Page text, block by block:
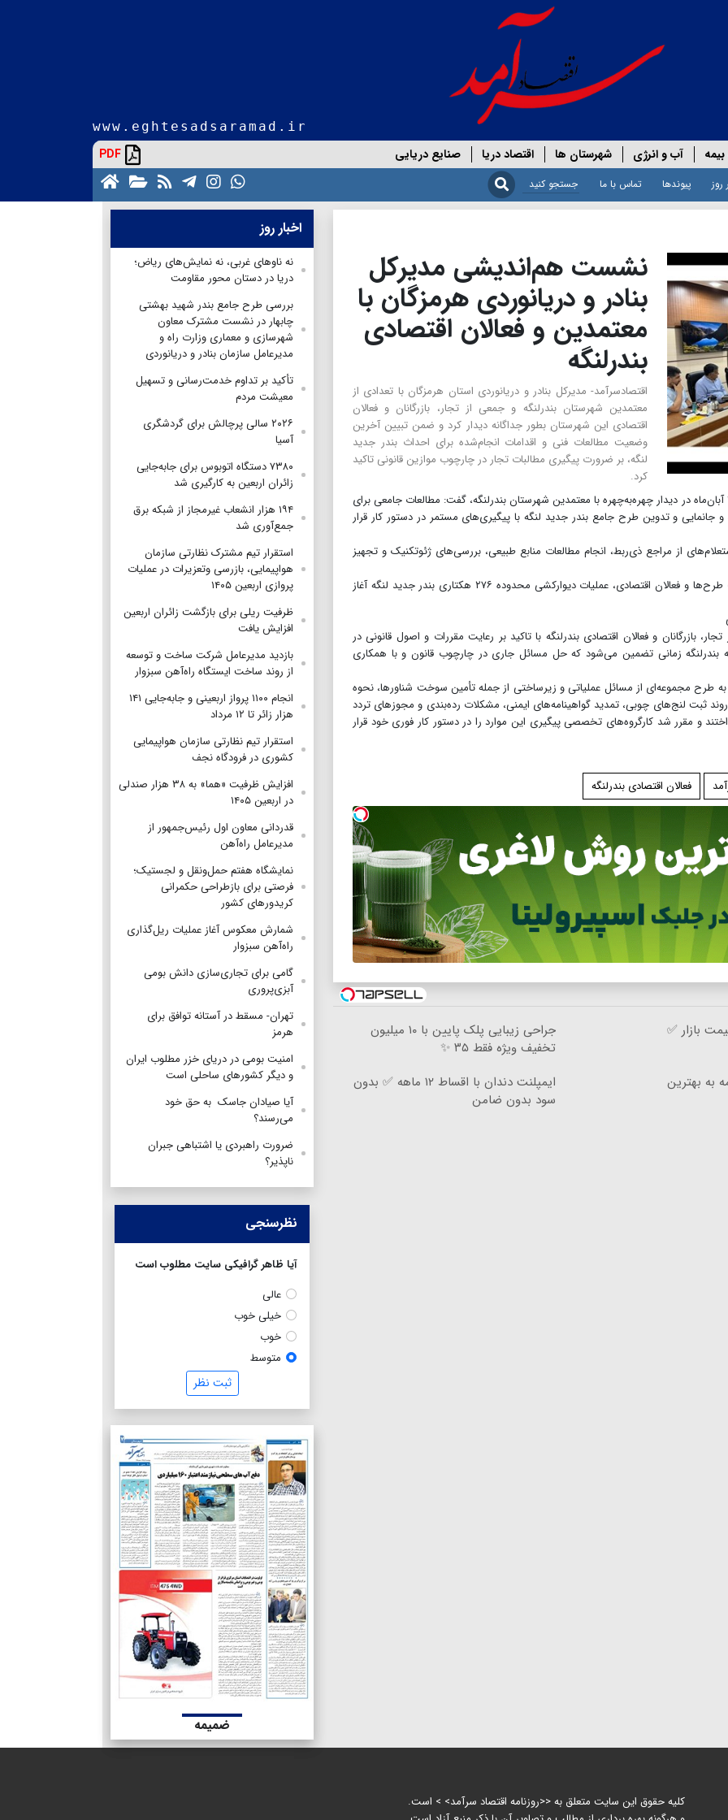
www.eghtesadsaramad.ir
آب و انرژی شهرستان ها اقتصاد دریا صنایع دریایی PDF
روز پیوندها تماس با ما
نشست هم‌اندیشی مدیرکل
بنادر و‌ دریانوردی هرمزگان با
معتمدین و فعالان اقتصادی
بندرلنگه
اقتصادسرآمد- مدیرکل بنادر و دریانوردی استان هرمزگان با تعدادی از
معتمدین شهرستان بندرلنگه و‌ جمعی از تجار، بازرگانان و فعالان
اقتصادی این شهرستان بطور جداگانه دیدار کرد و ضمن تبیین آخرین
وضعیت مطالعات فنی و اقدامات انجام‌شده برای احداث بندر جدید
لنگه، بر ضرورت پیگیری مطالبات تجار در چارچوب موازین قانونی تاکید
کرد.
به گزارش اقتصادسرآمد، «حسین عباس‌نژاد» روز شنبه ۱۷ آبان‌ماه در دیدار چهره‌به‌چهره با معتمدین شهرستان بندرلنگه، گفت: مطالعات جامعی برای
و تدوین طرح جامع بندر جدید لنگه با پیگیری‌های مستمر در دستور کار قرار
از مراجع ذی‌ربط، انجام مطالعات منابع طبیعی، بررسی‌های ژئوتکنیک و تجهیز
عباس‌نژاد اعلام کرد: پس از برطرف شدن کامل مشکلات طرح‌ها و فعالان اقتصادی، عملیات دیوارکشی محدوده ۲۷۶ هکتاری بندر جدید لنگه آغاز
بازرگانان و فعالان اقتصادی بندرلنگه با تاکید بر رعایت مقررات و اصول قانونی در
بندرلنگه زمانی تضمین می‌شود که حل مسائل جاری در چارچوب قانون و با همکاری
مجموعه‌ای از مسائل عملیاتی و زیرساختی از جمله تأمین سوخت شناورها، نحوه
ثبت لنج‌های چوبی، تمدید گواهینامه‌های ایمنی، مشکلات رده‌بندی و مجوزهای تردد
و مقرر شد کارگروه‌های تخصصی پیگیری این موارد را در دستور کار فوری خود قرار
فعالان اقتصادی بندرلنگه
بازار ✅
جراحی زیبایی پلک پایین با ۱۰ میلیون
تخفیف ویژه فقط ۳۵ ✨
به بهترین
ایمپلنت دندان با اقساط ۱۲ ماهه ✅ بدون
سود بدون ضامن
اخبار روز
نه ناوهای غربی، نه نمایش‌های ریاض؛
دریا در دستان محور مقاومت
بررسی طرح جامع بندر شهید بهشتی
چابهار در نشست مشترک معاون
شهرسازی و معماری وزارت راه و
مدیرعامل سازمان بنادر و دریانوردی
تأکید بر تداوم خدمت‌رسانی و تسهیل
معیشت مردم
۲۰۲۶ سالی پرچالش برای گردشگری
آسیا
۷۳۸۰ دستگاه اتوبوس برای جابه‌جایی
زائران اربعین به‌ کارگیری شد
۱۹۴ هزار انشعاب غیرمجاز از شبکه برق
جمع‌آوری شد
استقرار تیم مشترک نظارتی سازمان
هواپیمایی، بازرسی وتعزیرات در عملیات
پروازی اربعین ۱۴۰۵
ظرفیت ریلی برای بازگشت زائران اربعین
افزایش یافت
بازدید مدیرعامل شرکت ساخت و توسعه
از روند ساخت ایستگاه راه‌آهن سبزوار
انجام ۱۱۰۰ پرواز اربعینی و جابه‌جایی ۱۴۱
هزار زائر تا ۱۲ مرداد
استقرار تیم‌ نظارتی سازمان هواپیمایی
کشوری در فرودگاه نجف
افزایش ظرفیت «هما» به ۳۸ هزار صندلی
در اربعین ۱۴۰۵
قدردانی معاون اول رئیس‌جمهور از
مدیرعامل راه‌آهن
نمایشگاه هفتم حمل‌ونقل و لجستیک؛
فرصتی برای بازطراحی حکمرانی
کریدورهای کشور
شمارش معکوس آغاز عملیات ریل‌گذاری
راه‌آهن سبزوار
گامی برای تجاری‌سازی دانش بومی
آبزی‌پروری
تهران- مسقط در آستانه توافق برای
هرمز
امنیت بومی در دریای خزر مطلوب ایران
و دیگر کشورهای ساحلی است
آیا صیادان جاسک به حق خود
می‌رسند؟
ضرورت راهبردی یا اشتباهی جبران
ناپذیر؟
نظرسنجی
آیا ظاهر گرافیکی سایت مطلوب است
عالی
خیلی خوب
خوب
متوسط
ثبت نظر
ضمیمه
کلیه حقوق این سایت متعلق به <<روزنامه اقتصاد سرآمد> > است.